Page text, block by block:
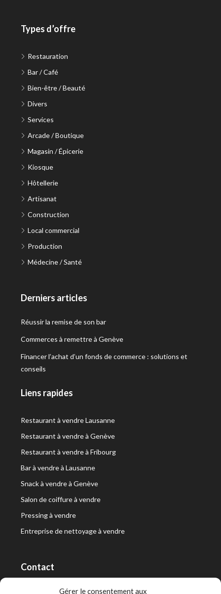
Gérer le consentement aux
Types d’offre
Restauration
Bar / Café
Bien-être / Beauté
Divers
Services
Arcade / Boutique
Magasin / Épicerie
Kiosque
Hôtellerie
Artisanat
Construction
Local commercial
Production
Médecine / Santé
Derniers articles
Réussir la remise de son bar
Commerces à remettre à Genève
Financer l’achat d’un fonds de commerce : solutions et
conseils
Liens rapides
Restaurant à vendre Lausanne
Restaurant à vendre à Genève
Restaurant à vendre à Fribourg
Bar à vendre à Lausanne
Snack à vendre à Genève
Salon de coiffure à vendre
Pressing à vendre
Entreprise de nettoyage à vendre
Contact
RT Capital First SA/Ltd